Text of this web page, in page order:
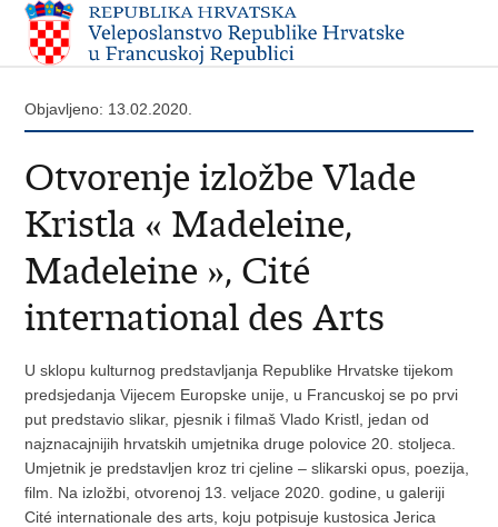
Objavljeno: 13.02.2020.
Otvorenje izložbe Vlade
Kristla « Madeleine,
Madeleine », Cité
international des Arts
U sklopu kulturnog predstavljanja Republike Hrvatske tijekom
predsjedanja Vijecem Europske unije, u Francuskoj se po prvi
put predstavio slikar, pjesnik i filmaš Vlado Kristl, jedan od
najznacajnijih hrvatskih umjetnika druge polovice 20. stoljeca.
Umjetnik je predstavljen kroz tri cjeline – slikarski opus, poezija,
film. Na izložbi, otvorenoj 13. veljace 2020. godine, u galeriji
Cité internationale des arts, koju potpisuje kustosica Jerica